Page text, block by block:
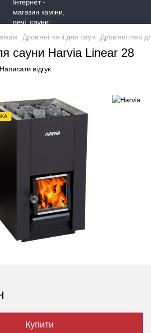
Дров'яні печі для саун Дров'яні печі
сауни Harvia Linear 28
Написати відгук
Купити